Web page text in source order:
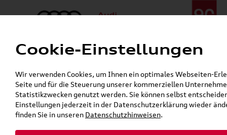
Menü
24h-Pannenhilfe:+49 (0)171 / 870 72 87
Gerade geöffnet
Verkauf:Mo. - Fr. 08:00 - 19:00 Uhr Sa. 09:00 - 13:00 Uhr
Service:Mo. - Fr. 06:00 - 20:00 Uhr Sa. 08:00 - 13:00 Uhr
Cookie-Einstellungen
Wir verwenden Cookies, um Ihnen ein optimales Webseiten-
Seite und für die Steuerung unserer kommerziellen
Statistikzwecken genutzt werden. Sie können selbst
Einstellungen jederzeit in der Datenschutzerklärung wieder
finden Sie in unseren Datenschutzhinweisen.